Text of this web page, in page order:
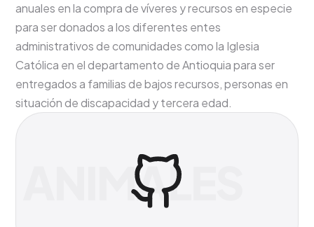
anuales en la compra de víveres y recursos en especie
para ser donados a los diferentes entes
administrativos de comunidades como la Iglesia
Católica en el departamento de Antioquia para ser
entregados a familias de bajos recursos, personas en
situación de discapacidad y tercera edad.
ANIMALES